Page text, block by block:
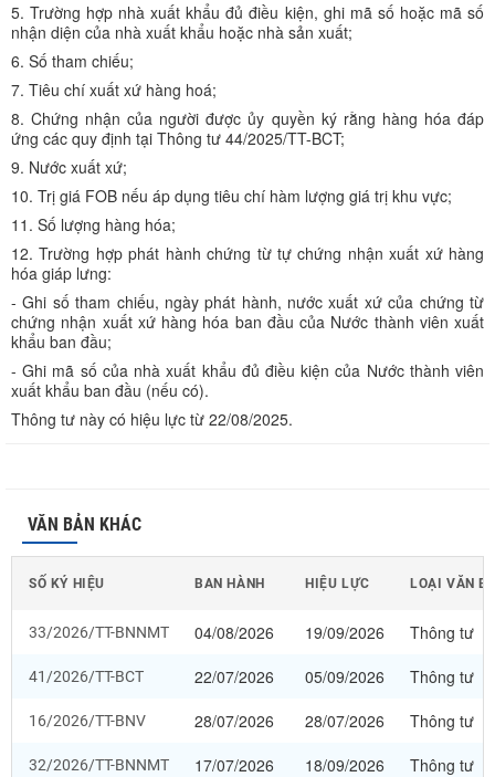
5. Trường hợp nhà xuất khẩu đủ điều kiện, ghi mã số hoặc mã số
nhận diện của nhà xuất khẩu hoặc nhà sản xuất;
6. Số tham chiếu;
7. Tiêu chí xuất xứ hàng hoá;
8. Chứng nhận của người được ủy quyền ký rằng hàng hóa đáp
ứng các quy định tại Thông tư 44/2025/TT-BCT;
9. Nước xuất xứ;
10. Trị giá FOB nếu áp dụng tiêu chí hàm lượng giá trị khu vực;
11. Số lượng hàng hóa;
12. Trường hợp phát hành chứng từ tự chứng nhận xuất xứ hàng
hóa giáp lưng:
- Ghi số tham chiếu, ngày phát hành, nước xuất xứ của chứng từ
chứng nhận xuất xứ hàng hóa ban đầu của Nước thành viên xuất
khẩu ban đầu;
- Ghi mã số của nhà xuất khẩu đủ điều kiện của Nước thành viên
xuất khẩu ban đầu (nếu có).
Thông tư này có hiệu lực từ 22/08/2025.
VĂN BẢN KHÁC
SỐ KÝ HIỆU BAN HÀNH HIỆU LỰC LOẠI VĂN
33/2026/TT-BNNMT 04/08/2026 19/09/2026 Thông tư
41/2026/TT-BCT 22/07/2026 05/09/2026 Thông tư
16/2026/TT-BNV 28/07/2026 28/07/2026 Thông tư
32/2026/TT-BNNMT 17/07/2026 18/09/2026 Thông tư